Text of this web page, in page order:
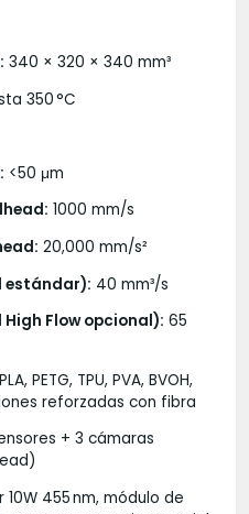
340 × 320 × 340 mm³
350 °C
<50 μm
1000 mm/s
20,000 mm/s²
estándar): 40 mm³/s
Flow opcional): 65
PLA, PETG, TPU, PVA, BVOH,
reforzadas con fibra
+ 3 cámaras
10W 455 nm, módulo de